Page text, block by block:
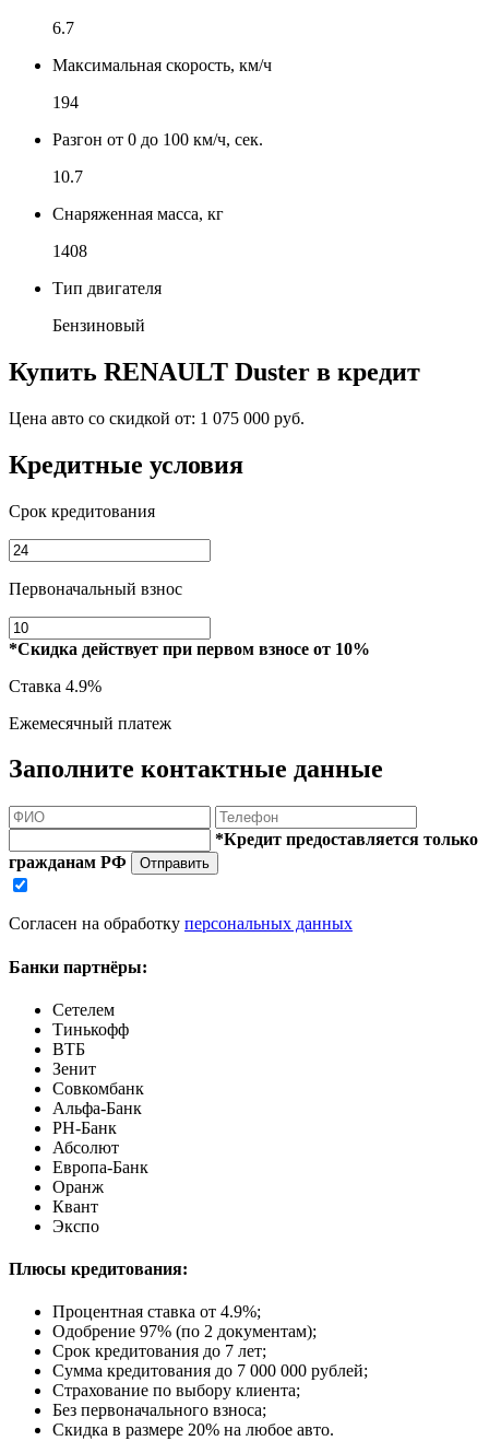
6.7
Максимальная скорость, км/ч
194
Разгон от 0 до 100 км/ч, сек.
10.7
Снаряженная масса, кг
1408
Тип двигателя
Бензиновый
Купить RENAULT Duster в кредит
Цена авто со скидкой от: 1 075 000 руб.
Кредитные условия
Срок кредитования
Первоначальный взнос
*Скидка действует при первом взносе от 10%
Ставка 4.9%
Ежемесячный платеж
Заполните контактные данные
*Кредит предоставляется только
гражданам РФ
Отправить
Согласен на обработку персональных данных
Банки партнёры:
Сетелем
Тинькофф
ВТБ
Зенит
Совкомбанк
Альфа-Банк
РН-Банк
Абсолют
Европа-Банк
Оранж
Квант
Экспо
Плюсы кредитования:
Процентная ставка от 4.9%;
Одобрение 97% (по 2 документам);
Срок кредитования до 7 лет;
Сумма кредитования до 7 000 000 рублей;
Страхование по выбору клиента;
Без первоначального взноса;
Скидка в размере 20% на любое авто.